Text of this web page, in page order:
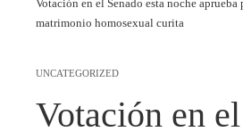
Votación en el Senado esta noche
matrimonio homosexual curita
UNCATEGORIZED
Votación en